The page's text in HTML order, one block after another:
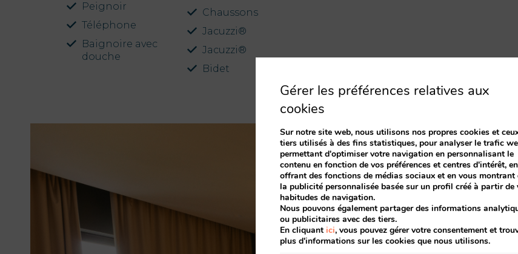
Services
Offres
My Natura
Peignoir
Chaussons
Téléphone
Jacuzzi®
Baignoire avec
douche
Jacuzzi®
Bidet
Gérer les préférences relatives aux
cookies
Sur notre site web, nous utilisons nos propres cookies et
tiers utilisés à des fins statistiques, pour analyser le trafic
permettant d'optimiser votre navigation en personnalisant le
contenu en fonction de vos préférences et centres d'intérêt, en
offrant des fonctions de médias sociaux et en vous montrant
la publicité personnalisée basée sur un profil créé à partir de
habitudes de navigation.
Nous pouvons également partager des informations
ou publicitaires avec des tiers.
En cliquant ici, vous pouvez gérer votre consentement et
plus d'informations sur les cookies que nous utilisons.